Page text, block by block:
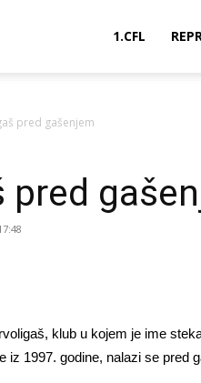
1.CFL
pred gašenjem
pred
klub u kojem je ime
iz 1997. godine, nalazi se pred